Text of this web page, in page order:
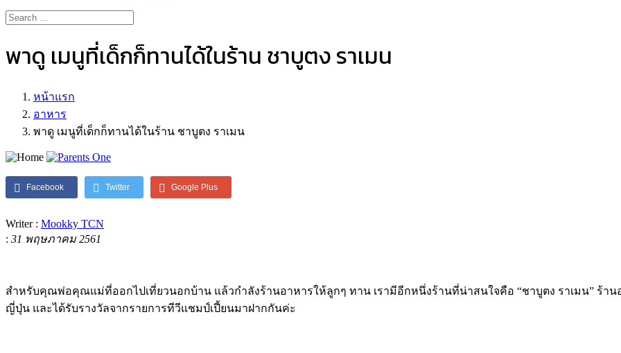
พาดู เมนูที่เด็กก็ทานได้ในร้าน ชาบูตง ราเมน
หน้าแรก
อาหาร
พาดู เมนูที่เด็กก็ทานได้ในร้าน ชาบูตง ราเมน
Facebook Twitter Google Plus
Writer : Mookky TCN
: 31 พฤษภาคม 2561
สำหรับคุณพ่อคุณแม่ที่ออกไปเที่ยวนอกบ้าน แล้วกำลังร้านอาหารให้ลูกๆ ทาน เรามีอีกหนึ่งร้านที่น่าสนใจคือ “ชาบูตง ราเมน” ร้าน
ญี่ปุ่น และได้รับรางวัลจากรายการทีวีแชมป์เปี้ยนมาฝากกันค่ะ